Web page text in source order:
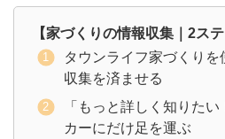
【家づくりの情報収集｜2ステ
タウンライフ家づくり
収集を済ませる
「もっと詳しく知りた
カーにだけ足を運ぶ